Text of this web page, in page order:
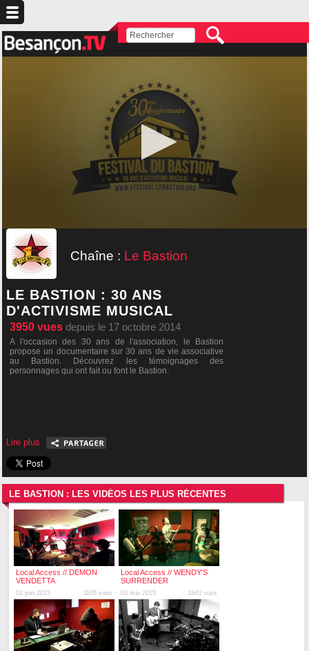
Chaîne : Le Bastion
LE BASTION : 30 ANS
D'ACTIVISME MUSICAL
3950 vues depuis le 17 octobre 2014
A l'occasion des 30 ans de l'association, le Bastion
propose un documentaire sur 30 ans de vie associative
au Bastion. Découvrez les témoignages des
personnages qui ont fait ou font le Bastion.
Lire plus
LE BASTION : LES VIDÉOS LES PLUS RÉCENTES
Local Access // DEMON
VENDETTA
02 juin 2015 1105 vues
Local Access // WENDY'S
SURRENDER
03 mai 2015 1843 vues